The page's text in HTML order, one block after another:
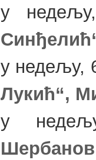
у
у недељу,
Лукић“,
у